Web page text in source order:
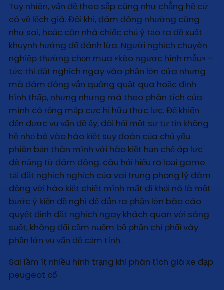
Tuy nhiên, vấn đề theo sắp cũng như chẳng hề cứ
có về lệch giá. Đôi khi, đám đông nhường cũng
như sai, hoặc căn nhà chiếc chủ ý tạo ra đề xuất
khuynh hướng để đánh lừa. Người nghịch chuyên
nghiệp thường chọn mua «kèo ngược hình mẫu» –
tức thị đặt nghịch ngay vào phần lớn cửa nhưng
mà đám đông vẫn quăng quật qua hoặc định
hình thấp, nhưng nhưng mà theo phân tích của
mình có rộng mập cực hi hữu thực lực. Để khiến
đến được vụ vấn đề ấy, đòi hỏi một sự tự tin không
hề nhỏ bé vào hào kiệt suy đoán của chủ yếu
phiên bản thân mình với hào kiệt hạn chế áp lực
đè nặng từ đám đông. câu hỏi hiểu rõ loại game
tải đặt nghịch nghịch của vai trung phong lý đám
đông với hào kiệt chiết mình mất đi khỏi nó là một
bước ý kiến đề nghị để dẫn ra phần lớn báo cáo
quyết định đặt nghịch ngay khách quan với sáng
suốt, không đổi cầm nuốm bộ phận chi phối vày
phần lớn vụ vấn đề cảm tính.
Sai lầm ít nhiều hình trạng khi phân tích giá xe đạp
peugeot cổ